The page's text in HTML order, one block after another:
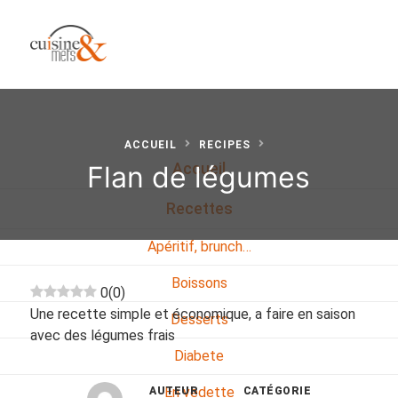
Accueil
Recettes
Apéritif, brunch…
Boissons
Desserts
Diabete
En vedette
ACCUEIL RECIPES
Flan de légumes
0(0)
Une recette simple et économique, a faire en saison
avec des légumes frais
AUTEUR CATÉGORIE